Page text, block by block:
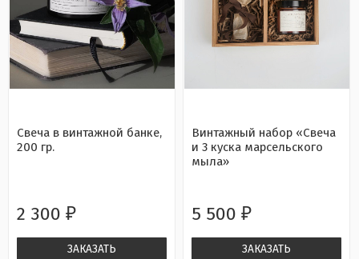
Свеча в винтажной банке,
200 гр.
2 300 ₽
ЗАКАЗАТЬ
Винтажный набор «Свеча
и 3 куска марсельского
мыла»
5 500 ₽
ЗАКАЗАТЬ